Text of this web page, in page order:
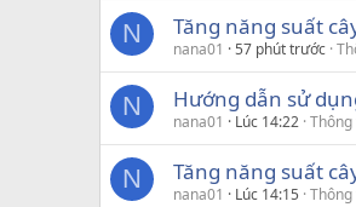
N Tăng năng suất
nana01 57 phút trước
N Hướng dẫn sử
nana01 Lúc 14:22
N Tăng năng suất
nana01 Lúc 14:15